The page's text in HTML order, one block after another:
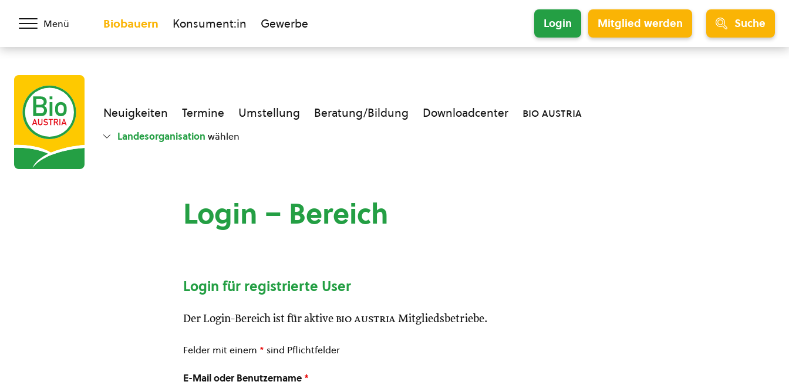
Menü Biobauern Konsument:in Gewerbe Login Mitglied werden Suche
Neuigkeiten Termine Umstellung Beratung/Bildung Downloadcenter bio austria
Landesorganisation wählen
Login – Bereich
Login für registrierte User
Der Login-Bereich ist für aktive bio austria Mitgliedsbetriebe.
Felder mit einem * sind Pflichtfelder
E-Mail oder Benutzername *